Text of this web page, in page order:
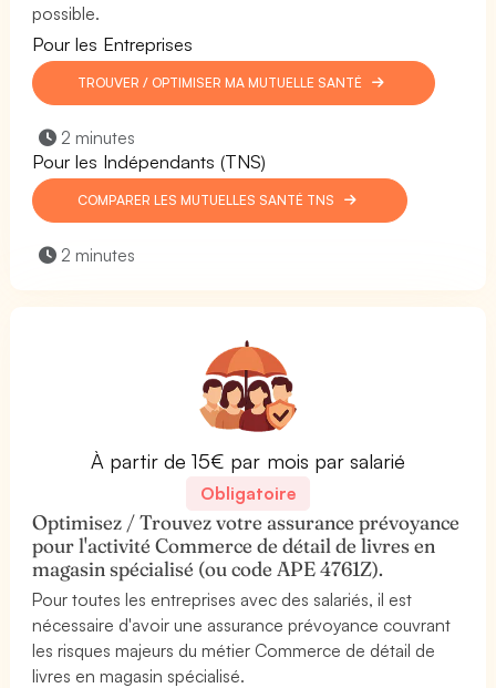
possible.
Pour les Entreprises
TROUVER / OPTIMISER MA MUTUELLE SANTÉ
2 minutes
Pour les Indépendants (TNS)
COMPARER LES MUTUELLES SANTÉ TNS
2 minutes
À partir de 15€ par mois par salarié
Obligatoire
Optimisez / Trouvez votre assurance prévoyance
pour l'activité Commerce de détail de livres en
magasin spécialisé (ou code APE 4761Z).
Pour toutes les entreprises avec des salariés, il est
nécessaire d'avoir une assurance prévoyance couvrant
les risques majeurs du métier Commerce de détail de
livres en magasin spécialisé.